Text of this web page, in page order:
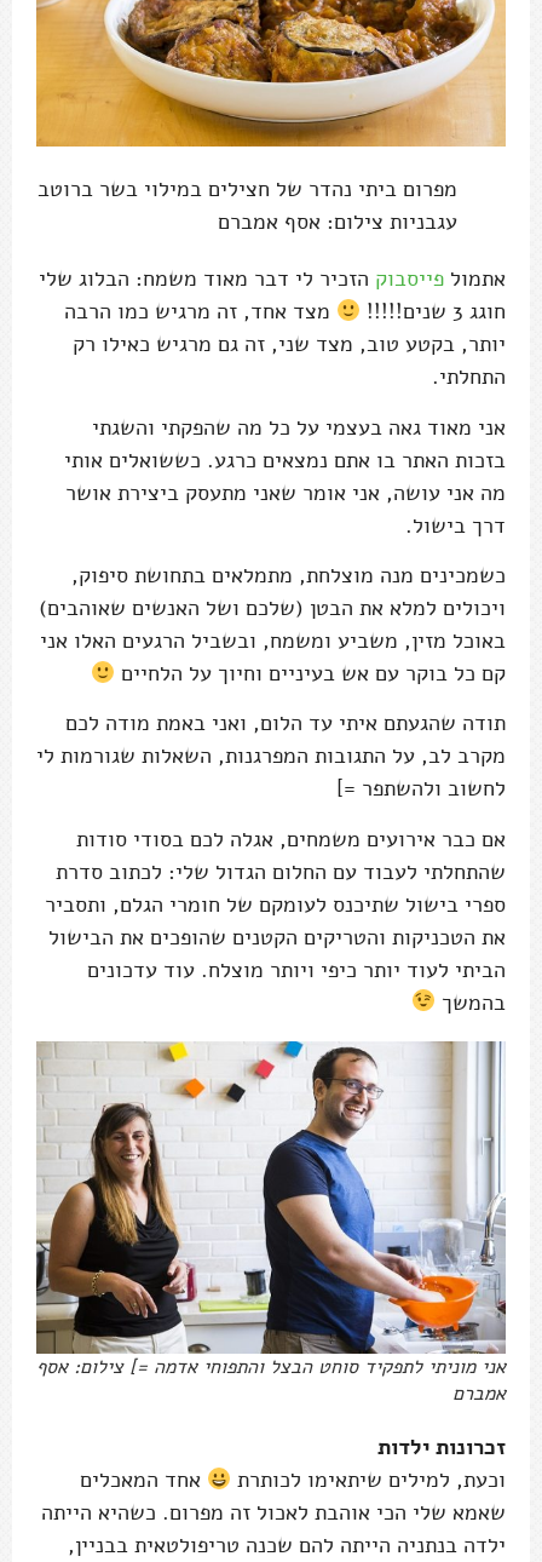
מפרום ביתי נהדר של חצילים במילוי בשר ברוטב
עגבניות צילום: אסף אמברם
אתמול פייסבוק הזכיר לי דבר מאוד משמח: הבלוג שלי
חוגג 3 שנים!!!!!
מצד אחד, זה מרגיש כמו הרבה
יותר, בקטע טוב, מצד שני, זה גם מרגיש כאילו רק
התחלתי.
אני מאוד גאה בעצמי על כל מה שהפקתי והשגתי
בזכות האתר בו אתם נמצאים כרגע. כששואלים אותי
מה אני עושה, אני אומר שאני מתעסק ביצירת אושר
דרך בישול.
כשמכינים מנה מוצלחת, מתמלאים בתחושת סיפוק,
ויכולים למלא את הבטן (שלכם ושל האנשים שאוהבים)
באוכל מזין, משביע ומשמח, ובשביל הרגעים האלו אני
קם כל בוקר עם אש בעיניים וחיוך על הלחיים
תודה שהגעתם איתי עד הלום, ואני באמת מודה לכם
מקרב לב, על התגובות המפרגנות, השאלות שגורמות לי
לחשוב ולהשתפר =]
אם כבר אירועים משמחים, אגלה לכם בסודי סודות
שהתחלתי לעבוד עם החלום הגדול שלי: לכתוב סדרת
ספרי בישול שתיכנס לעומקם של חומרי הגלם, ותסביר
את הטכניקות והטריקים הקטנים שהופכים את הבישול
הביתי לעוד יותר כיפי ויותר מוצלח. עוד עדכונים
בהמשך
אני מוניתי לתפקיד סוחט הבצל והתפוחי אדמה =] צילום: אסף
אמברם
זכרונות ילדות
וכעת, למילים שיתאימו לכותרת
אחד המאכלים
שאמא שלי הכי אוהבת לאכול זה מפרום. כשהיא הייתה
ילדה בנתניה הייתה להם שכנה טריפולטאית בבניין,